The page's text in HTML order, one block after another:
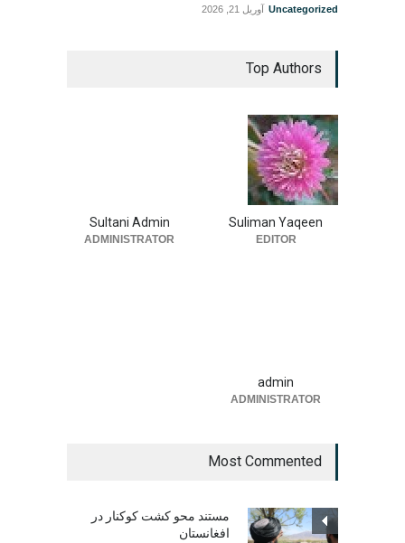
Uncategorized آوریل 21, 2026
Top Authors
Suliman Yaqeen
EDITOR
Sultani Admin
ADMINISTRATOR
admin
ADMINISTRATOR
Most Commented
مستند محو کشت کوکنار در
افغانستان